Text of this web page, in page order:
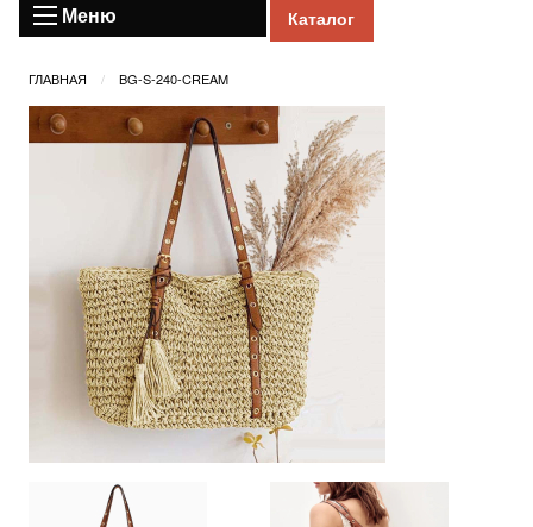
Меню Каталог
ГЛАВНАЯ BG-S-240-CREAM